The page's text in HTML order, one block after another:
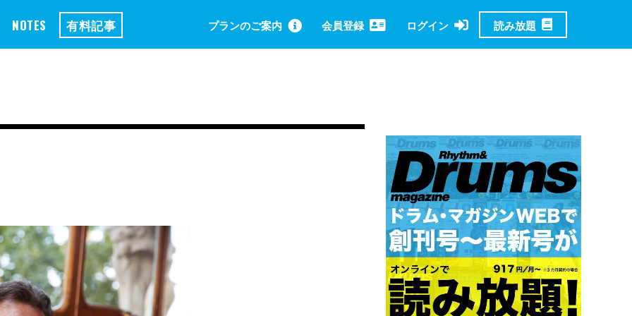
NOTES 有料記事 プランのご案内 会員登録 ログイン 読み放題